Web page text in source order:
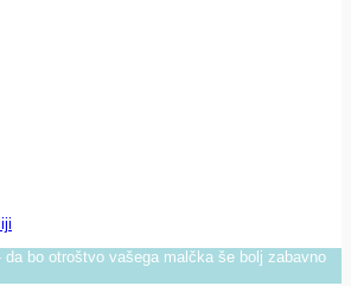
bo otroštvo vašega malčka še bolj zabavno